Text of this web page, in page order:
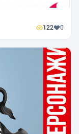
122 0